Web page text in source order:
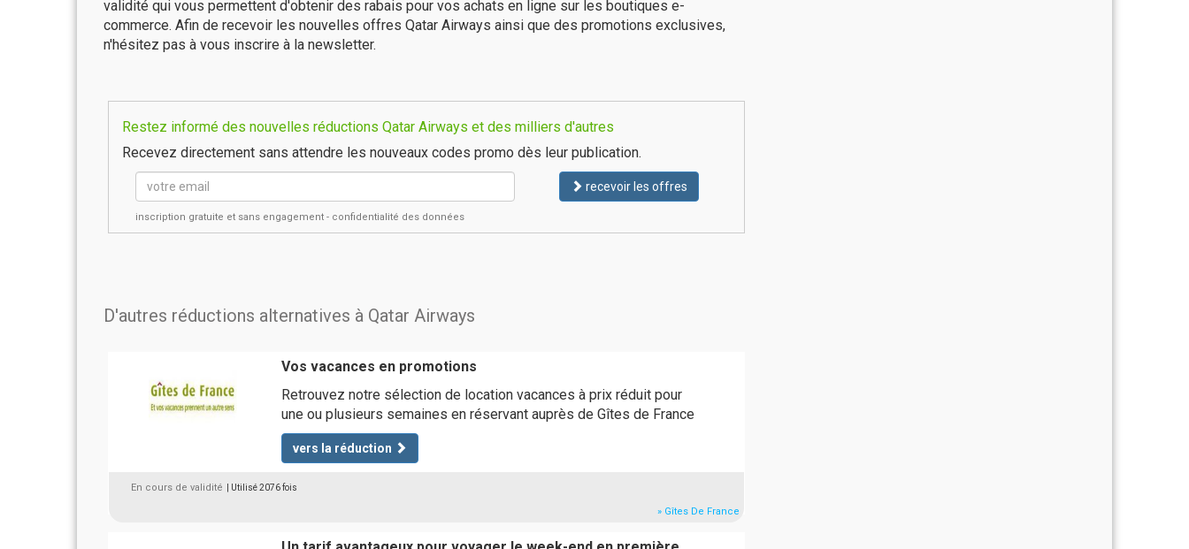
validité qui vous permettent d'obtenir des rabais pour vos achats en ligne sur les boutiques e-
commerce. Afin de recevoir les nouvelles offres Qatar Airways ainsi que des promotions exclusives,
n'hésitez pas à vous inscrire à la newsletter.
Restez informé des nouvelles réductions Qatar Airways et des milliers d'autres
Recevez directement sans attendre les nouveaux codes promo dès leur publication.
recevoir les offres
inscription gratuite et sans engagement - confidentialité des données
D'autres réductions alternatives à Qatar Airways
Vos vacances en promotions
Retrouvez notre sélection de location vacances à prix réduit pour
une ou plusieurs semaines en réservant auprès de Gîtes de France
vers la réduction
En cours de validité | Utilisé 2076 fois
» Gîtes De France